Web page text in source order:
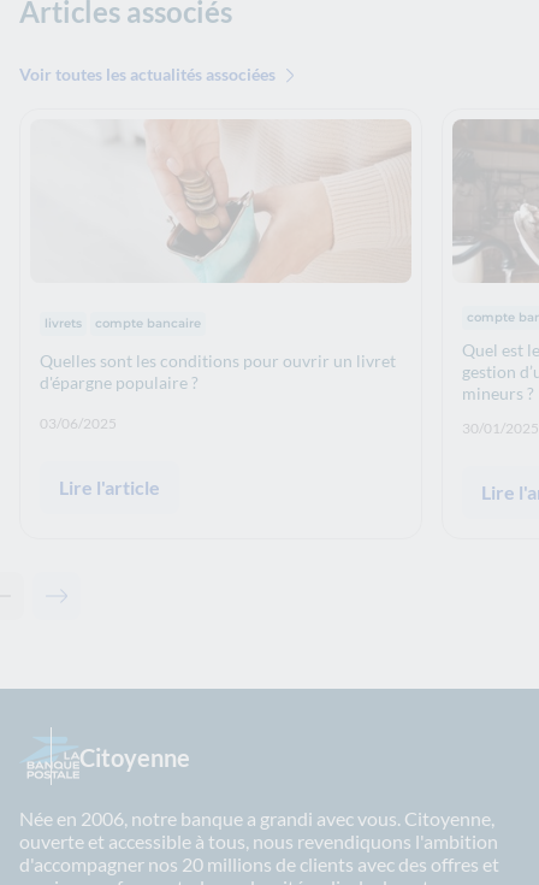
Articles associés
Voir toutes les actualités associées
Thématiques :
livrets compte bancaire
Quelles sont les conditions pour ouvrir un livret
d'épargne populaire ?
Date de publication: :
03/06/2025
Lire l'article
compte
Quel est
gestion
mineurs ?
Date de
30/01/2025
Lire
Contenu précédent - Articles associés
Contenu suivant - Articles associés
Citoyenne
Née en 2006, notre banque a grandi avec vous. Citoyenne,
ouverte et accessible à tous, nous revendiquons l'ambition
d'accompagner nos 20 millions de clients avec des offres et